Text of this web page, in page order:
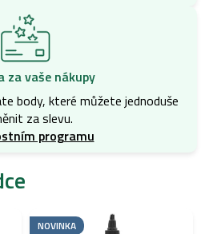
za vaše nákupy
body, které můžete jednoduše
za slevu.
programu
NOVINKA